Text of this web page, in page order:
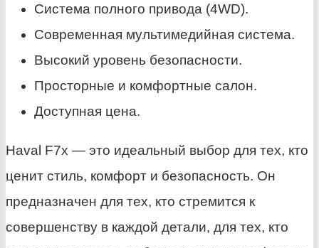
Система полного привода (4WD).
Современная мультимедийная система.
Высокий уровень безопасности.
Просторные и комфортные салон.
Доступная цена.
Haval F7x — это идеальный выбор для тех, кто
ценит стиль, комфорт и безопасность. Он
предназначен для тех, кто стремится к
совершенству в каждой детали, для тех, кто